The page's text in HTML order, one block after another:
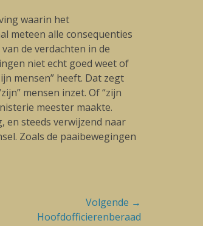
waarin het
meteen alle consequenties
de verdachten in de
niet echt goed weet of
mensen” heeft. Dat zegt
mensen inzet. Of “zijn
meester maakte.
en steeds verwijzend naar
Zoals de paaibewegingen
Volgende →
Hoofdofficierenberaad